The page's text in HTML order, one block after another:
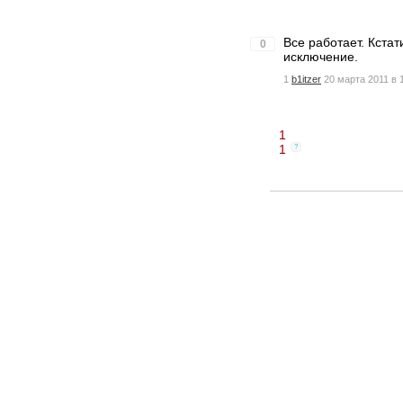
0
Все работает.
исключение.
1 b1itzer 20 марта 2011 в
1
1
?